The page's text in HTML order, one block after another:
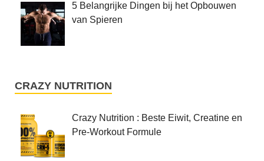
5 Belangrijke Dingen bij het Opbouwen
van Spieren
CRAZY NUTRITION
Crazy Nutrition : Beste Eiwit, Creatine en
Pre-Workout Formule